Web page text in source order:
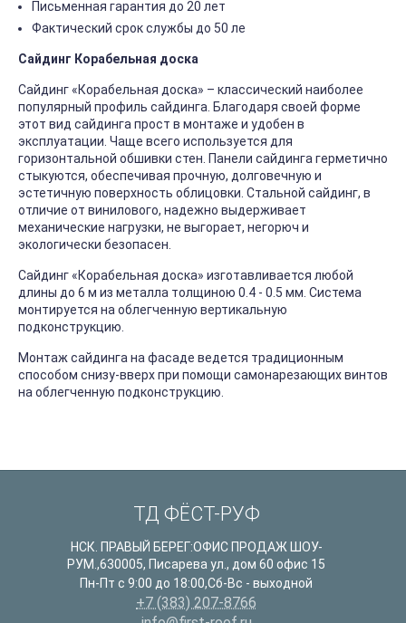
Письменная гарантия до 20 лет
Фактический срок службы до 50 ле
Сайдинг Корабельная доска
Сайдинг «Корабельная доска» – классический наиболее
популярный профиль сайдинга. Благодаря своей форме
этот вид сайдинга прост в монтаже и удобен в
эксплуатации. Чаще всего используется для
горизонтальной обшивки стен. Панели сайдинга герметично
стыкуются, обеспечивая прочную, долговечную и
эстетичную поверхность облицовки. Стальной сайдинг, в
отличие от винилового, надежно выдерживает
механические нагрузки, не выгорает, негорюч и
экологически безопасен.
Сайдинг «Корабельная доска» изготавливается любой
длины до 6 м из металла толщиною 0.4 - 0.5 мм. Система
монтируется на облегченную вертикальную
подконструкцию.
Монтаж сайдинга на фасаде ведется традиционным
способом снизу-вверх при помощи самонарезающих винтов
на облегченную подконструкцию.
ТД ФЁСТ-РУФ
НСК. ПРАВЫЙ БЕРЕГ:ОФИС ПРОДАЖ ШОУ-
РУМ.,630005, Писарева ул., дом 60 офис 15
Пн-Пт с 9:00 до 18:00,Сб-Вс - выходной
+7 (383) 207-8766